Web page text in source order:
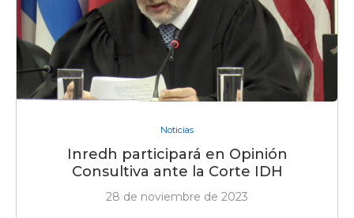
Noticias
Inredh participará en Opinión
Consultiva ante la Corte IDH
28 de noviembre de 2023